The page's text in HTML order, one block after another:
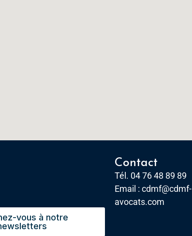
vous à notre
Contact
Tél. 04 76 48 89 89
Email : cdmf@cdmf-
avocats.com